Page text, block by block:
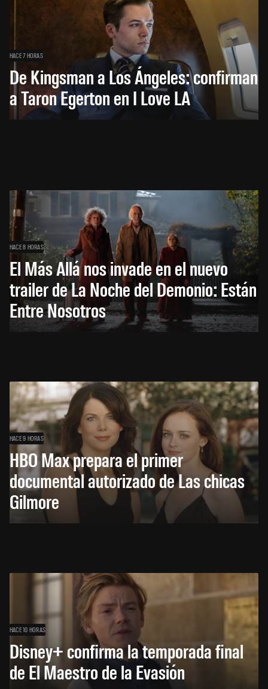
HACE 7 HORAS
De Kingsman a Los Ángeles: confirman
a Taron Egerton en I Love LA
HACE 8 HORAS
El Más Allá nos invade en el nuevo
trailer de La Noche del Demonio: Están
Entre Nosotros
HACE 9 HORAS
HBO Max prepara el primer
documental autorizado de Las chicas
Gilmore
HACE 10 HORAS
Disney+ confirma la temporada final
de El Maestro de la Evasión